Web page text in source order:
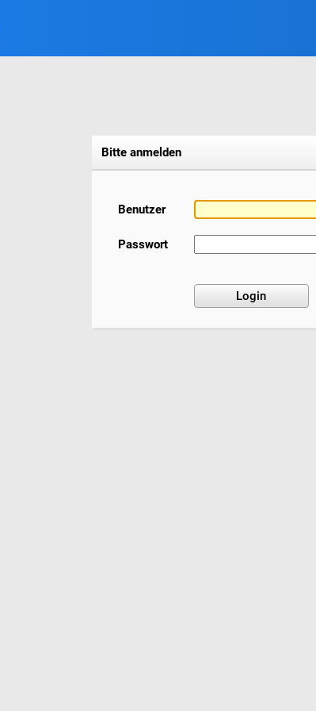
Bitte anmelden
Benutzer
Passwort